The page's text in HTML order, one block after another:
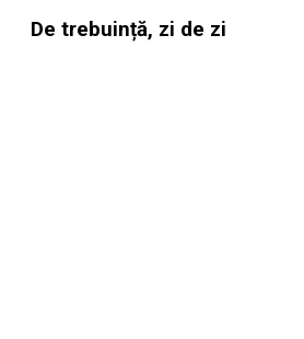
De trebuință, zi de zi